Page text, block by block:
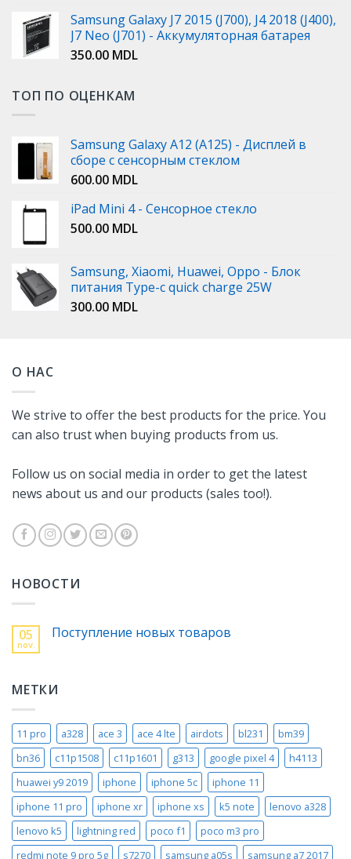
Samsung Galaxy J7 2015 (J700), J4 2018 (J400),
J7 Neo (J701) - Аккумуляторная батарея
350.00 MDL
ТОП ПО ОЦЕНКАМ
Samsung Galaxy A12 (A125) - Дисплей в
сборе с сенсорным стеклом
600.00 MDL
iPad Mini 4 - Сенсорное стекло
500.00 MDL
Samsung, Xiaomi, Huawei, Oppo - Блок
питания Type-c quick charge 25W
300.00 MDL
О НАС
We strive to offer the best products for the price. You
can also trust when buying products from us.
Follow us on social media in order to get the latest
news about us and our products (sales too!).
НОВОСТИ
05
nov.
Поступление новых товаров
МЕТКИ
11 pro a328 ace 3 ace 4 lte airdots bl231
bm39
bn36
c11p1508 c11p1601 g313 google pixel 4
h4113
huawei y9 2019
iphone iphone 5c
iphone 11
iphone 11 pro
iphone xr iphone xs k5 note
lenovo a328
lenovo k5
lightning red poco f1
poco m3 pro
redmi note 9 pro 5g
s7270 samsung a05s samsung a7 2017